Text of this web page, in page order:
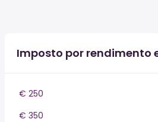
Imposto por rendimento
€ 250
€ 350